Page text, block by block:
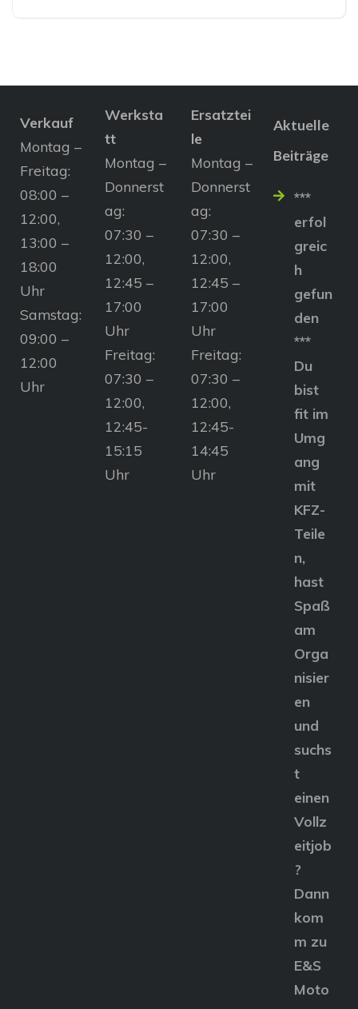
Verkauf
Montag –
Freitag:
08:00 –
12:00,
13:00 –
18:00
Uhr
Samstag:
09:00 –
12:00
Uhr
Werksta
tt
Montag –
Donnerst
ag:
07:30 –
12:00,
12:45 –
17:00
Uhr
Freitag:
07:30 –
12:00,
12:45-
15:15
Uhr
Ersatztei
le
Montag –
Donnerst
ag:
07:30 –
12:00,
12:45 –
17:00
Uhr
Freitag:
07:30 –
12:00,
12:45-
14:45
Uhr
Aktuelle
Beiträge
***
erfol
greic
h
gefun
den
***
Du
bist
fit im
Umg
ang
mit
KFZ-
Teile
n,
hast
Spaß
am
Orga
nisier
en
und
suchs
t
einen
Vollz
eitjob
?
Dann
kom
m zu
E&S
Moto